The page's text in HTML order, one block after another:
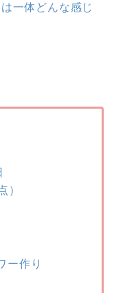
一体どんな感じ
）
ー作り